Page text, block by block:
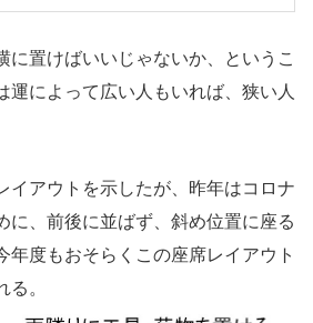
に置けばいいじゃないか、というこ
運によって広い人もいれば、狭い人
イアウトを示したが、昨年はコロナ
に、前後に並ばず、斜め位置に座る
年度もおそらくこの座席レイアウト
。